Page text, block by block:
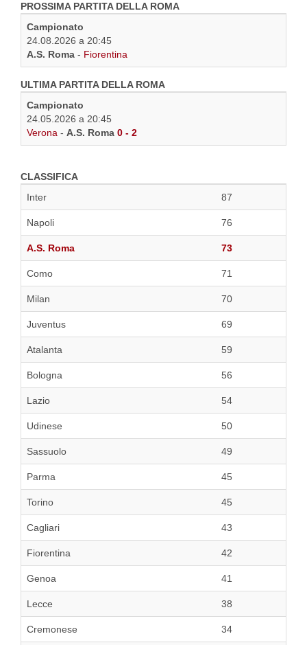
PROSSIMA PARTITA DELLA ROMA
Campionato
24.08.2026 a 20:45
A.S. Roma - Fiorentina
ULTIMA PARTITA DELLA ROMA
Campionato
24.05.2026 a 20:45
Verona - A.S. Roma 0 - 2
CLASSIFICA
Inter
87
Napoli 76
A.S. Roma 73
Como 71
Milan 70
Juventus 69
Atalanta 59
Bologna 56
Lazio 54
Udinese 50
Sassuolo 49
Parma 45
Torino 45
Cagliari 43
Fiorentina 42
Genoa 41
Lecce 38
Cremonese 34